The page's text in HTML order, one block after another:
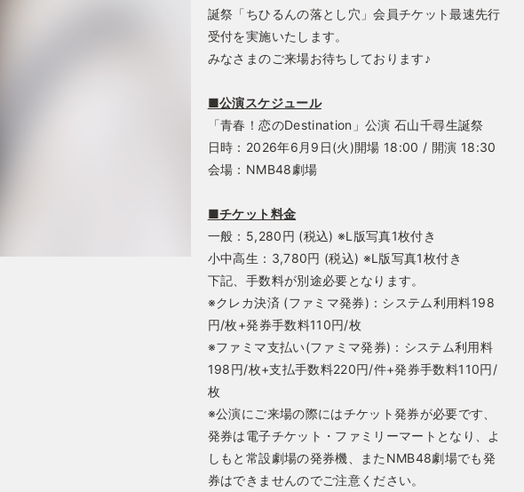
誕祭「ちひるんの落とし穴」会員チケット最速先行
受付を実施いたします。
みなさまのご来場お待ちしております♪
■公演スケジュール
「青春！恋のDestination」公演 石山千尋生誕祭
日時：2026年6月9日(火)開場 18:00 / 開演 18:30
会場：NMB48劇場
■チケット料金
一般：5,280円 (税込) ※L版写真1枚付き
小中高生：3,780円 (税込) ※L版写真1枚付き
下記、手数料が別途必要となります。
※クレカ決済 (ファミマ発券)：システム利用料198
円/枚+発券手数料110円/枚
※ファミマ支払い(ファミマ発券)：システム利用料
198円/枚+支払手数料220円/件+発券手数料110円/
枚
※公演にご来場の際にはチケット発券が必要です、
発券は電子チケット・ファミリーマートとなり、よ
しもと常設劇場の発券機、またNMB48劇場でも発
券はできませんのでご注意ください。